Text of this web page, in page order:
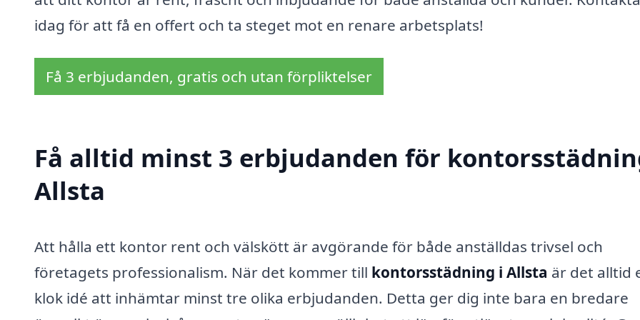
idag för att få en offert och ta steget mot en renare arbetsplats!
Få 3 erbjudanden, gratis och utan förpliktelser
Få alltid minst 3 erbjudanden för
Allsta
Att hålla ett kontor rent och välskött är avgörande för både anställdas trivsel och
företagets professionalism. När det kommer till kontorsstädning i Allsta är det alltid
klok idé att inhämtar minst tre olika erbjudanden. Detta ger dig inte bara en bredare